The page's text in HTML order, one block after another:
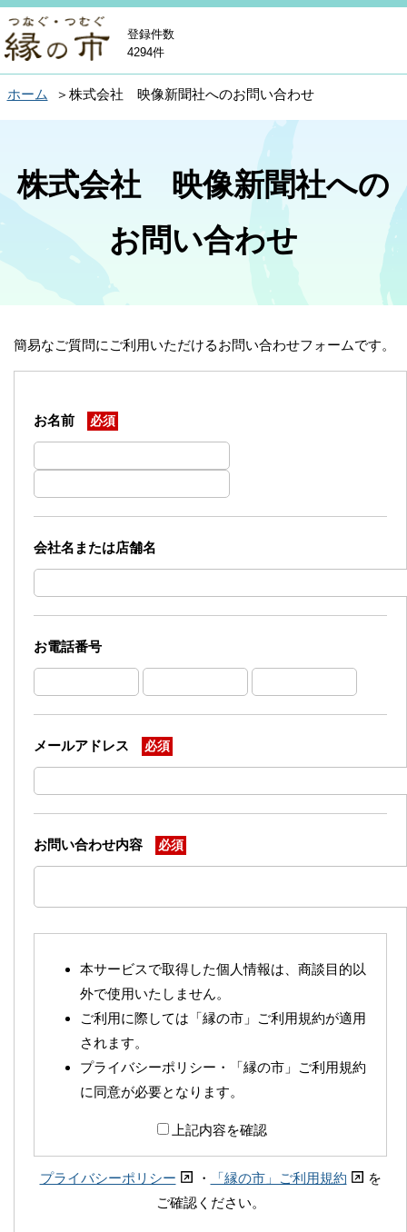
登録件数
4294件
ホーム 株式会社 映像新聞社へのお問い合わせ
株式会社 映像新聞社への
お問い合わせ
簡易なご質問にご利用いただけるお問い合わせフォームです。
お名前 必須
会社名または店舗名
お電話番号
メールアドレス 必須
お問い合わせ内容 必須
本サービスで取得した個人情報は、商談目的以
外で使用いたしません。
ご利用に際しては「縁の市」ご利用規約が適用
されます。
プライバシーポリシー・「縁の市」ご利用規約
に同意が必要となります。
上記内容を確認
プライバシーポリシー ・ 「縁の市」ご利用規約
を
ご確認ください。